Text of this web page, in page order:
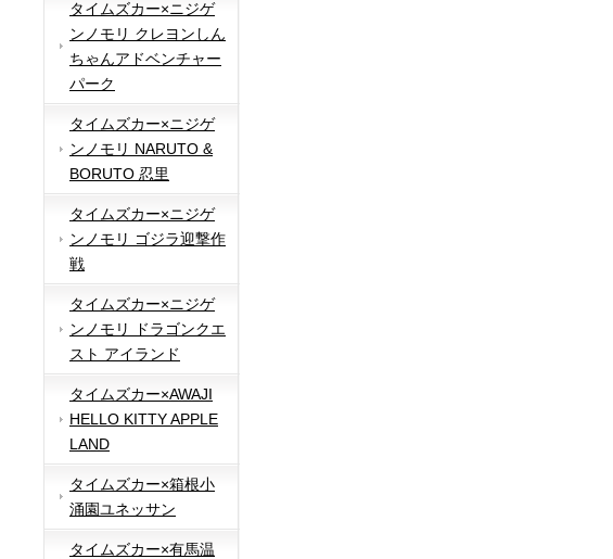
タイムズカー×ニジゲ
ンノモリ クレヨンしん
ちゃんアドベンチャー
パーク
タイムズカー×ニジゲ
ンノモリ NARUTO &
BORUTO 忍里
タイムズカー×ニジゲ
ンノモリ ゴジラ迎撃作
戦
タイムズカー×ニジゲ
ンノモリ ドラゴンクエ
スト アイランド
タイムズカー×AWAJI
HELLO KITTY APPLE
LAND
タイムズカー×箱根小
涌園ユネッサン
タイムズカー×有馬温